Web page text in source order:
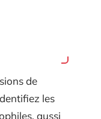
de
les
aussi